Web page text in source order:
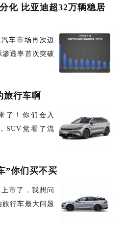
化 比亚迪超32万辆稳居
车市场再次迈
透率首次突破
旅行车啊
了！你们会入
SUV党看了流
”你们买不买
市了，我想问
行车最大问题